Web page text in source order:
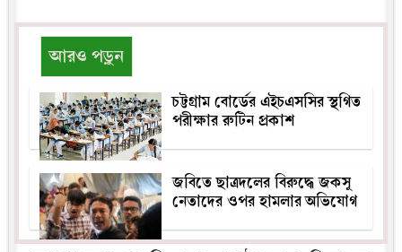
আরও পড়ুন
চট্টগ্রাম বোর্ডের এইচএসসির স্থগিত
পরীক্ষার রুটিন প্রকাশ
জবিতে ছাত্রদলের বিরুদ্ধে জকসু
নেতাদের ওপর হামলার অভিযোগ